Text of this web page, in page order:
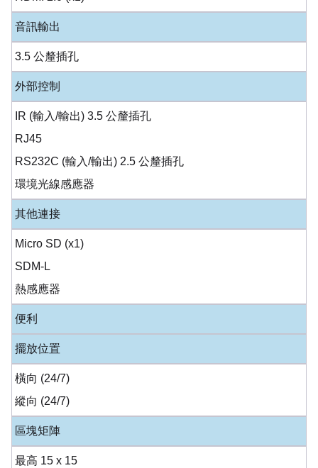
音訊輸出
3.5 公釐插孔
外部控制
IR (輸入/輸出) 3.5 公釐插孔
RJ45
RS232C (輸入/輸出) 2.5 公釐插孔
環境光線感應器
其他連接
Micro SD (x1)
SDM-L
熱感應器
便利
擺放位置
橫向 (24/7)
縱向 (24/7)
區塊矩陣
最高 15 x 15